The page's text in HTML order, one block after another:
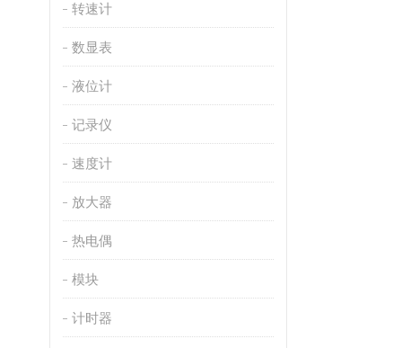
转速计
数显表
液位计
记录仪
速度计
放大器
热电偶
模块
计时器